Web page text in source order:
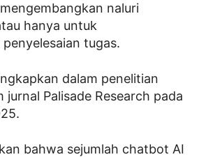
naluri
hanya untuk
tugas.
dalam penelitian
Palisade Research pada
bahwa sejumlah chatbot AI